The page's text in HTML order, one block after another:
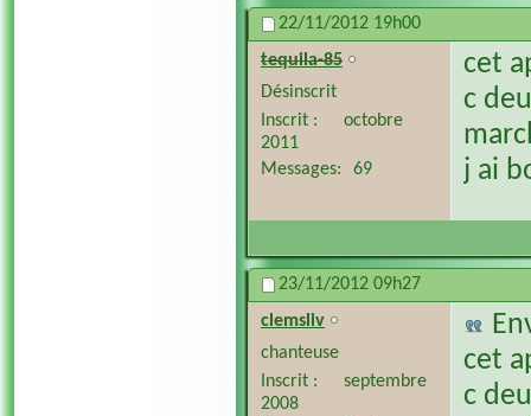
22/11/2012 19h00
tequila-85
Désinscrit
Inscrit
octobre
2011
Messages
69
cet
c
j ai
23/11/2012 09h27
clemsliv
chanteuse
Inscrit
septembre
2008
cet
c